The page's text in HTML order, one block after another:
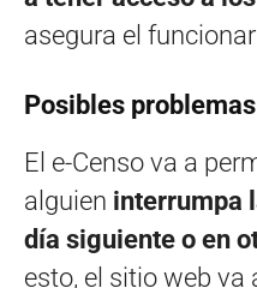
asegura el
Posibles
El e-Censo va a
alguien interrumpa
día siguiente o en
esto, el sitio web va